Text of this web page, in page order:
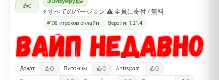
0
⚡ すべてのバージョン ⚠ 全員に寄付 / 無料
108 игроков онлайн Версия: 1.21.4
Донат 0 Питомцы 0 Antispam 0